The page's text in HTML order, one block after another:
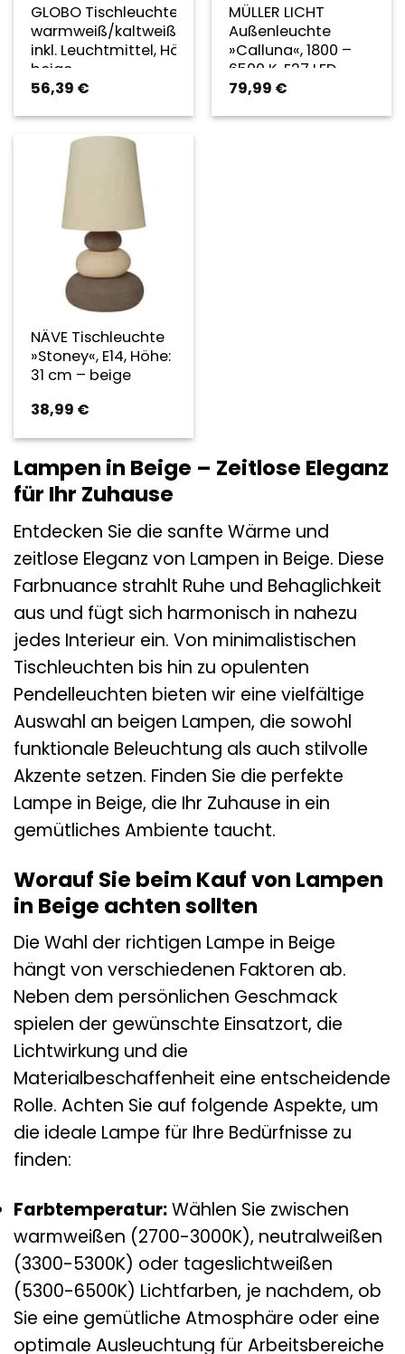
GLOBO Tischleuchte »SOPHIE«,
warmweiß/kaltweiß/neutralweiß,
inkl. Leuchtmittel, Höhe: 50 cm –
beige
56,39 €
MÜLLER LICHT
Außenleuchte
»Calluna«, 1800 –
6500 K, E27 LED,
freistehend – beige
79,99 €
NÄVE Tischleuchte
»Stoney«, E14, Höhe:
31 cm – beige
38,99 €
Lampen in Beige – Zeitlose Eleganz
für Ihr Zuhause
Entdecken Sie die sanfte Wärme und
zeitlose Eleganz von Lampen in Beige. Diese
Farbnuance strahlt Ruhe und Behaglichkeit
aus und fügt sich harmonisch in nahezu
jedes Interieur ein. Von minimalistischen
Tischleuchten bis hin zu opulenten
Pendelleuchten bieten wir eine vielfältige
Auswahl an beigen Lampen, die sowohl
funktionale Beleuchtung als auch stilvolle
Akzente setzen. Finden Sie die perfekte
Lampe in Beige, die Ihr Zuhause in ein
gemütliches Ambiente taucht.
Worauf Sie beim Kauf von Lampen
in Beige achten sollten
Die Wahl der richtigen Lampe in Beige
hängt von verschiedenen Faktoren ab.
Neben dem persönlichen Geschmack
spielen der gewünschte Einsatzort, die
Lichtwirkung und die
Materialbeschaffenheit eine entscheidende
Rolle. Achten Sie auf folgende Aspekte, um
die ideale Lampe für Ihre Bedürfnisse zu
finden:
Farbtemperatur:Wählen Sie zwischen
warmweißen (2700-3000K), neutralweißen
(3300-5300K) oder tageslichtweißen
(5300-6500K) Lichtfarben, je nachdem, ob
Sie eine gemütliche Atmosphäre oder eine
optimale Ausleuchtung für Arbeitsbereiche